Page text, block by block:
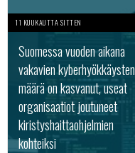
11 KUUKAUTTA SITTEN
Suomessa vuoden aikana
vakavien kyberhyökkäysten
määrä on kasvanut, useat
organisaatiot joutuneet
kiristyshaittaohjelmien
kohteiksi